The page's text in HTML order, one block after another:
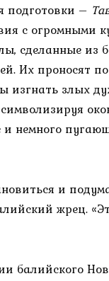
подготовки –
с огромными
сделанные из
Их проносят
злых
немного
и
жрец.
балийского